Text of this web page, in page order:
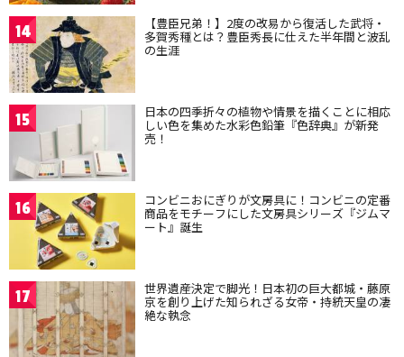
14 【豊臣兄弟！】2度の改易から復活した武将・
多賀秀種とは？豊臣秀長に仕えた半年間と波乱
の生涯
15 日本の四季折々の植物や情景を描くことに相応
しい色を集めた水彩色鉛筆『色辞典』が新発
売！
16 コンビニおにぎりが文房具に！コンビニの定番
商品をモチーフにした文房具シリーズ『ジムマ
ート』誕生
17 世界遺産決定で脚光！日本初の巨大都城・藤原
京を創り上げた知られざる女帝・持統天皇の凄
絶な執念